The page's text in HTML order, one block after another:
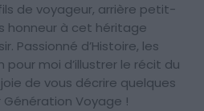
de voyageur, arrière petit-
honneur à cet héritage
Passionné d’Histoire, les
moi d’illustrer le récit du
de vous décrire quelques
Voyage !